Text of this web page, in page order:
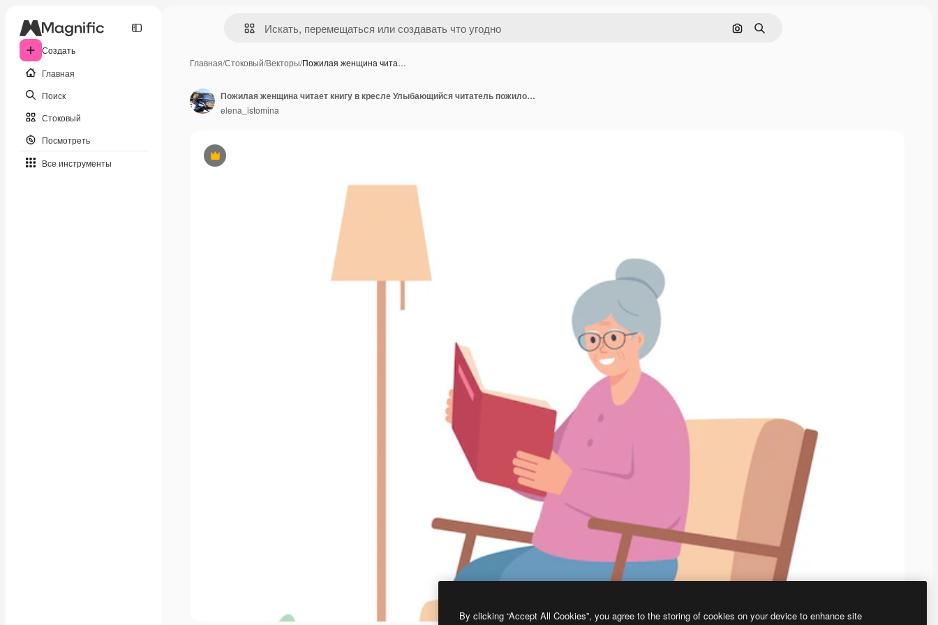
Создать
Главная
Поиск
Стоковый
Посмотреть
Все инструменты
Поиск по изображению
Поиск
Главная/Стоковый/Векторы/Пожилая женщина чита…
Премиум
Пожилая женщина читает книгу в кресле Улыбающийся читатель пожилой с книгой Хобби или образ жизни на пенсии
elena_istomina
By clicking “Accept All Cookies”, you agree to the storing of cookies on your device to enhance site